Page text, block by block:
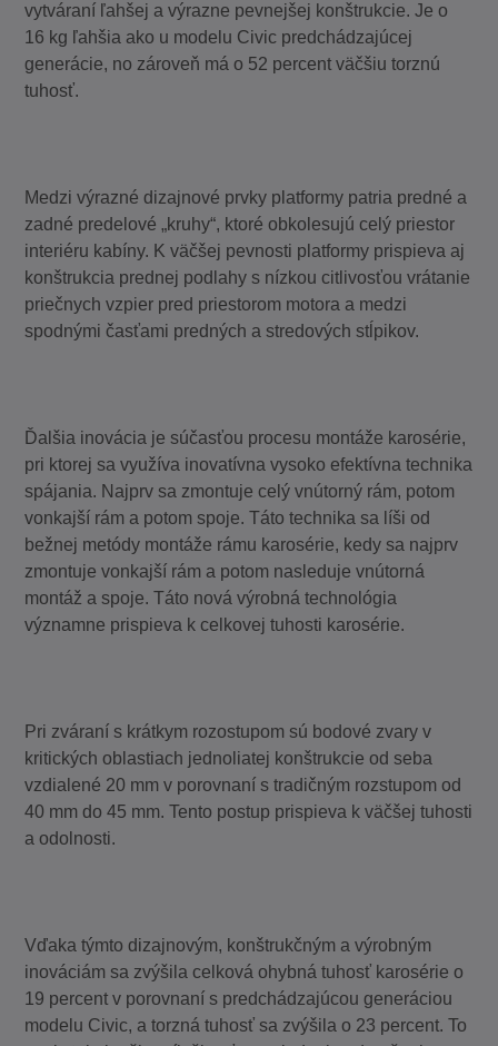
vytváraní ľahšej a výrazne pevnejšej konštrukcie. Je o
16 kg ľahšia ako u modelu Civic predchádzajúcej
generácie, no zároveň má o 52 percent väčšiu torznú
tuhosť.
Medzi výrazné dizajnové prvky platformy patria predné a
zadné predelové „kruhy“, ktoré obkolesujú celý priestor
interiéru kabíny. K väčšej pevnosti platformy prispieva aj
konštrukcia prednej podlahy s nízkou citlivosťou vrátanie
priečnych vzpier pred priestorom motora a medzi
spodnými časťami predných a stredových stĺpikov.
Ďalšia inovácia je súčasťou procesu montáže karosérie,
pri ktorej sa využíva inovatívna vysoko efektívna technika
spájania. Najprv sa zmontuje celý vnútorný rám, potom
vonkajší rám a potom spoje. Táto technika sa líši od
bežnej metódy montáže rámu karosérie, kedy sa najprv
zmontuje vonkajší rám a potom nasleduje vnútorná
montáž a spoje. Táto nová výrobná technológia
významne prispieva k celkovej tuhosti karosérie.
Pri zváraní s krátkym rozostupom sú bodové zvary v
kritických oblastiach jednoliatej konštrukcie od seba
vzdialené 20 mm v porovnaní s tradičným rozstupom od
40 mm do 45 mm. Tento postup prispieva k väčšej tuhosti
a odolnosti.
Vďaka týmto dizajnovým, konštrukčným a výrobným
inováciám sa zvýšila celková ohybná tuhosť karosérie o
19 percent v porovnaní s predchádzajúcou generáciou
modelu Civic, a torzná tuhosť sa zvýšila o 23 percent. To